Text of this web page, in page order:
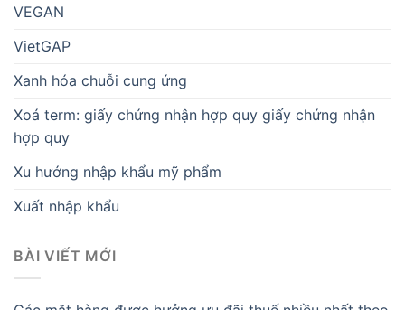
VEGAN
VietGAP
Xanh hóa chuỗi cung ứng
Xoá term: giấy chứng nhận hợp quy giấy chứng nhận
hợp quy
Xu hướng nhập khẩu mỹ phẩm
Xuất nhập khẩu
BÀI VIẾT MỚI